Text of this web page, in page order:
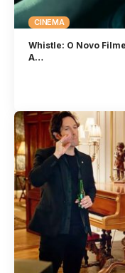
CINEMA
Whistle: O Novo
A…